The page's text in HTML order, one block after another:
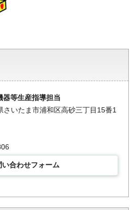
器等生産指導担当
いたま市浦和区高砂三丁目15番1
い合わせフォーム